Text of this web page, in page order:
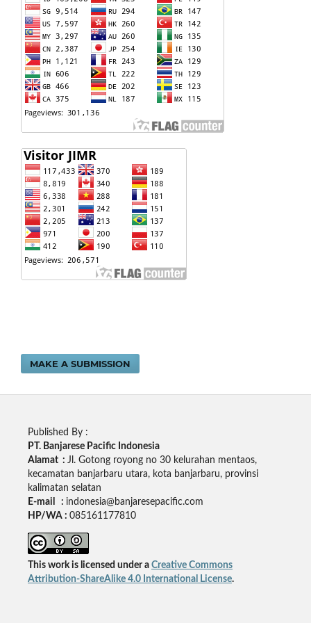
MAKE A SUBMISSION
Published By :
PT. Banjarese Pacific Indonesia
Alamat : Jl. Gotong royong no 30 kelurahan mentaos,
kecamatan banjarbaru utara, kota banjarbaru, provinsi
kalimatan selatan
E-mail : indonesia@banjaresepacific.com
HP/WA : 085161177810
This work is licensed under a Creative Commons
Attribution-ShareAlike 4.0 International License.